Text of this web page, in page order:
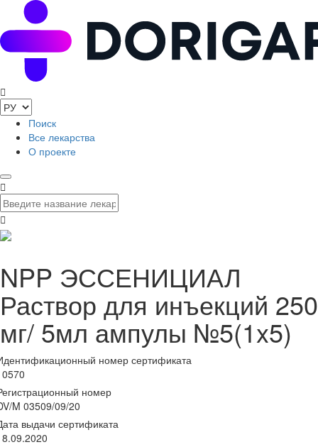
Поиск
Все лекарства
О проекте
NPP ЭССЕНИЦИАЛ
Раствор для инъекций 250
мг/ 5мл ампулы №5(1x5)
номер сертификата
номер
M 03509/09/20
выдачи сертификата